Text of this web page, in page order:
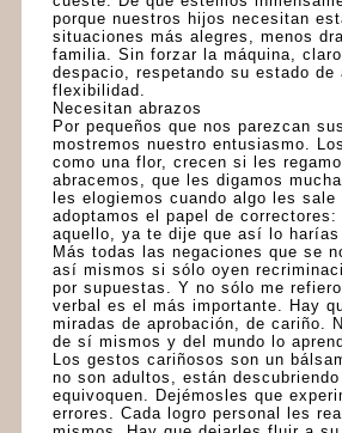
porque nuestros hijos necesitan
situaciones más alegres, menos
familia. Sin forzar la máquina,
despacio, respetando su estado
flexibilidad.
Necesitan abrazos
Por pequeños que nos parezcan
mostremos nuestro entusiasmo.
como una flor, crecen si les
abracemos, que les digamos
les elogiemos cuando algo les
adoptamos el papel de
aquello, ya te dije que así lo
Más todas las negaciones que se
así mismos si sólo oyen
por supuestas. Y no sólo me
verbal es el más importante. Hay
miradas de aprobación, de cariño.
de sí mismos y del mundo lo
Los gestos cariñosos son un
no son adultos, están
equivoquen. Dejémosles que
errores. Cada logro personal les